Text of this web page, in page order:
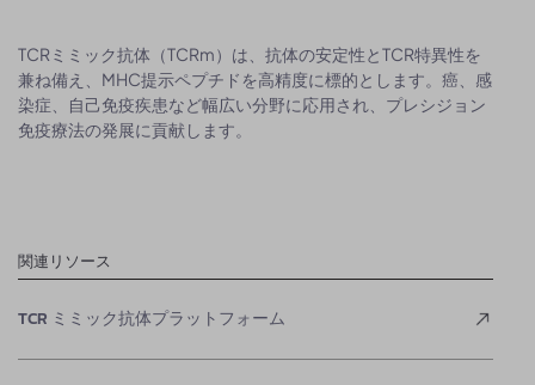
TCRミミック抗体（TCRm）は、抗体の安定性とTCR特異性を
兼ね備え、MHC提示ペプチドを高精度に標的とします。癌、感
染症、自己免疫疾患など幅広い分野に応用され、プレシジョン
免疫療法の発展に貢献します。
関連リソース
TCR ミミック抗体プラットフォーム